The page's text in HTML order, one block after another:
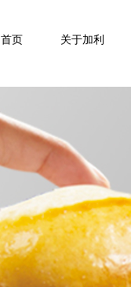
首页 关于加利